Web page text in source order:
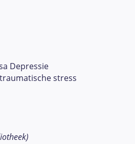
Depressie
stress